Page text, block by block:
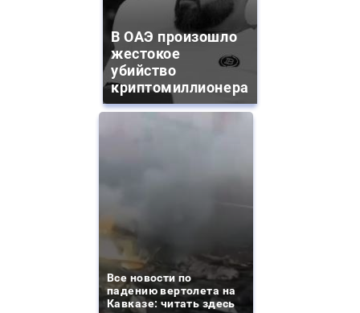
В ОАЭ произошло
жестокое
убийство
криптомиллионера
Все новости по
падению вертолета на
Кавказе: читать здесь